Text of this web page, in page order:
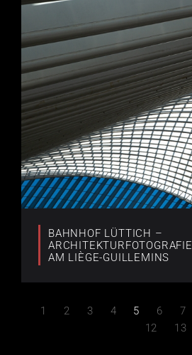
BAHNHOF LÜTTICH –
ARCHITEKTURFOTOGRAFIE
AM LIÈGE-GUILLEMINS
1 2 3 4 5 6 7
12
13